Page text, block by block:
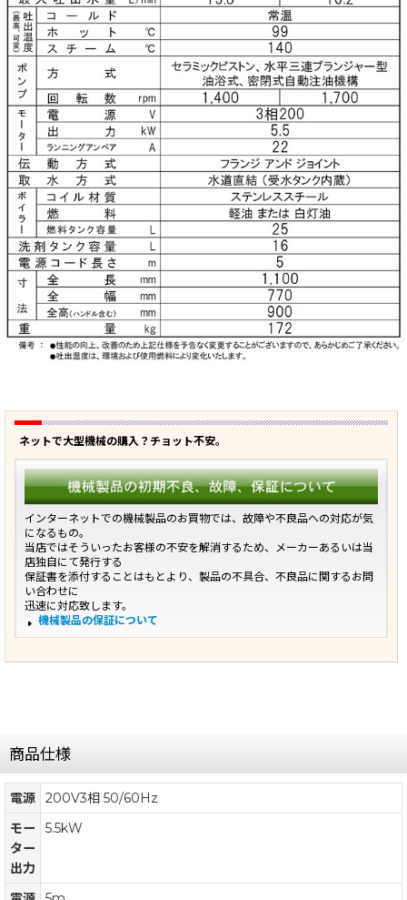
ネットで大型機械の購入？チョット不安。
インターネットでの機械製品のお買物では、故障や不良品への対応が気
になるもの。
当店ではそういったお客様の不安を解消するため、メーカーあるいは当
店独自にて発行する
保証書を添付することはもとより、製品の不具合、不良品に関するお問
い合わせに
迅速に対応致します。
機械製品の保証について
商品仕様
電源
200V3相 50/60Hz
モー
ター
出力
5.5kW